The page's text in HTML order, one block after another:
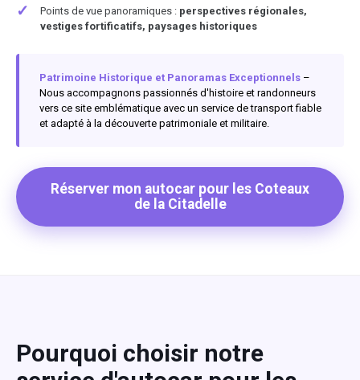
✓ Points de vue panoramiques : perspectives régionales,
vestiges fortificatifs, paysages historiques
Patrimoine Historique et Panoramas Exceptionnels –
Nous accompagnons passionnés d'histoire et randonneurs
vers ce site emblématique avec un service de transport fiable
et adapté à la découverte patrimoniale et militaire.
Réserver mon autocar pour les Coteaux
de la Citadelle
Pourquoi choisir notre